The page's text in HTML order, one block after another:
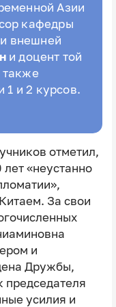
Азии
кафедры
внешней
и доцент той
также
и 2 курсов.
отметил,
«неустанно
За свои
и
Дружбы,
председателя
усилия и